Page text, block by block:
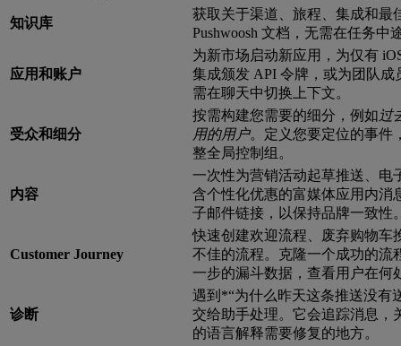
知识库
获取关于渠道、旅程、集成和最
Pushwoosh 文档，无需在任务中
应用和账户
为新市场启动新应用，为仅有
集成颁发 API 令牌，或为团队
需在聊天中切换上下文。
受众和细分
按需构建您需要的细分，例如过
用的用户。定义您要定位的事件
整全局控制组。
内容
一次性为营销活动起草推送、电
含个性化优惠的富媒体应用内消
子邮件链接，以保持品牌一致性
Customer Journey
快速创建欢迎流程、废弃购物车
不佳的流程。克隆一个成功的流
一步的漏斗数据，查看用户在何
诊断
遇到*“为什么昨天这条推送没有
交给助手处理。它会追踪消息，
的语言解释需要修复的地方。